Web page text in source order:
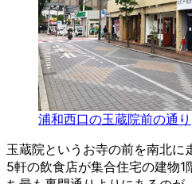
浦和西口の玉蔵院前の通り
玉蔵院というお寺の前を南北に
5軒の飲食店が集合住宅の建物1